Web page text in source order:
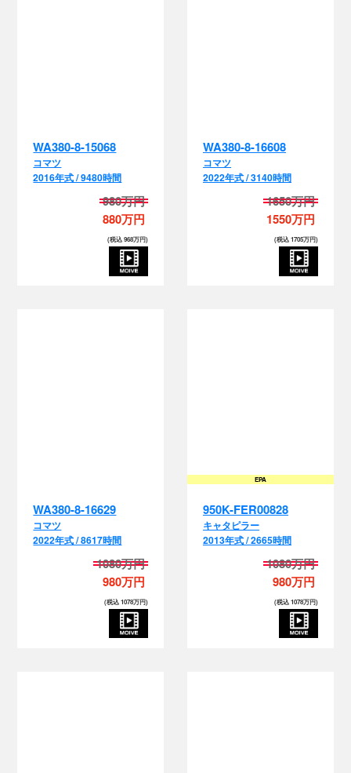
WA380-8-15068
コマツ
2016年式 / 9480時間
980万円
880万円
(税込 968万円)
WA380-8-16608
コマツ
2022年式 / 3140時間
1650万円
1550万円
(税込 1705万円)
WA380-8-16629
コマツ
2022年式 / 8617時間
1080万円
980万円
(税込 1078万円)
EPA
950K-FER00828
キャタピラー
2013年式 / 2665時間
1080万円
980万円
(税込 1078万円)